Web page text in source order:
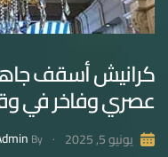
كرانيش أسقف
عصري وفاخر في
يونيو 5, 2025 By